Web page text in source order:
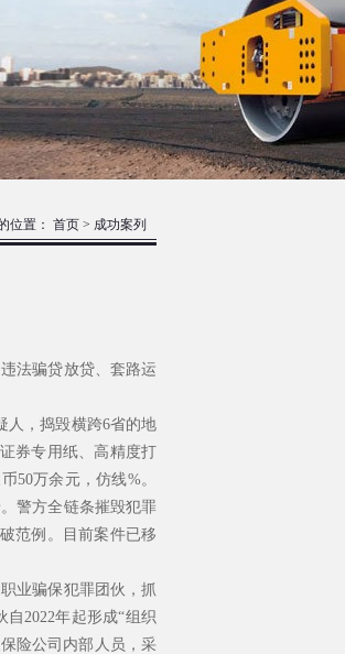
位置： 首页 > 成功案列
法骗贷放贷、套路运
，捣毁横跨6省的地
券专用纸、高精度打
50万余元，仿线%。
警方全链条摧毁犯罪
范例。目前案件已移
业骗保犯罪团伙，抓
2022年起形成“组织
险公司内部人员，采